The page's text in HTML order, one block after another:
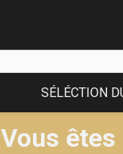
SÉLÉCTION
Vous